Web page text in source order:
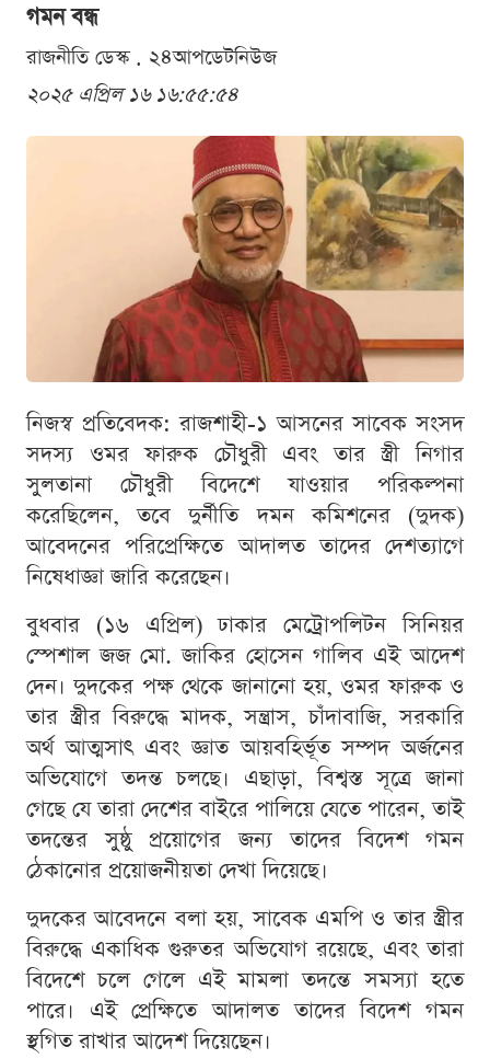
গমন বন্ধ
রাজনীতি ডেস্ক . ২৪আপডেটনিউজ
২০২৫ এপ্রিল ১৬ ১৬:৫৫:৫৪
নিজস্ব প্রতিবেদক: রাজশাহী-১ আসনের সাবেক সংসদ
সদস্য ওমর ফারুক চৌধুরী এবং তার স্ত্রী নিগার
সুলতানা চৌধুরী বিদেশে যাওয়ার পরিকল্পনা
করেছিলেন, তবে দুর্নীতি দমন কমিশনের (দুদক)
আবেদনের পরিপ্রেক্ষিতে আদালত তাদের দেশত্যাগে
নিষেধাজ্ঞা জারি করেছেন।
বুধবার (১৬ এপ্রিল) ঢাকার মেট্রোপলিটন সিনিয়র
স্পেশাল জজ মো. জাকির হোসেন গালিব এই আদেশ
দেন। দুদকের পক্ষ থেকে জানানো হয়, ওমর ফারুক ও
তার স্ত্রীর বিরুদ্ধে মাদক, সন্ত্রাস, চাঁদাবাজি, সরকারি
অর্থ আত্মসাৎ এবং জ্ঞাত আয়বহির্ভূত সম্পদ অর্জনের
অভিযোগে তদন্ত চলছে। এছাড়া, বিশ্বস্ত সূত্রে জানা
গেছে যে তারা দেশের বাইরে পালিয়ে যেতে পারেন, তাই
তদন্তের সুষ্ঠু প্রয়োগের জন্য তাদের বিদেশ গমন
ঠেকানোর প্রয়োজনীয়তা দেখা দিয়েছে।
দুদকের আবেদনে বলা হয়, সাবেক এমপি ও তার স্ত্রীর
বিরুদ্ধে একাধিক গুরুতর অভিযোগ রয়েছে, এবং তারা
বিদেশে চলে গেলে এই মামলা তদন্তে সমস্যা হতে
পারে। এই প্রেক্ষিতে আদালত তাদের বিদেশ গমন
স্থগিত রাখার আদেশ দিয়েছেন।